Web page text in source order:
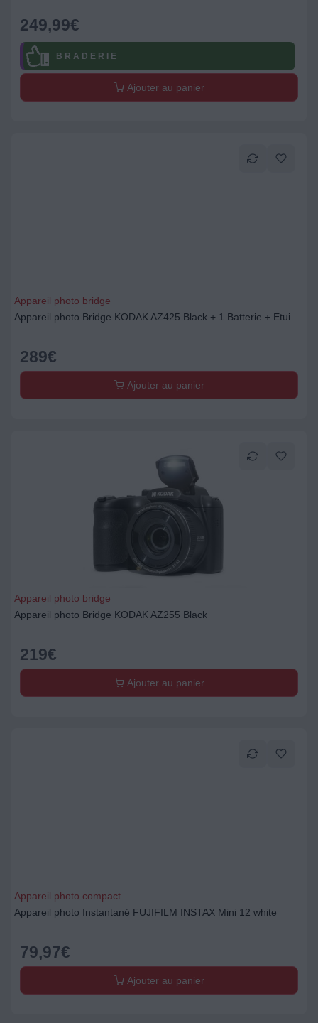
249,99€
B R A D E R I E
Ajouter au panier
Appareil photo bridge
Appareil photo Bridge KODAK AZ425 Black + 1 Batterie + Etui
289€
Ajouter au panier
Appareil photo bridge
Appareil photo Bridge KODAK AZ255 Black
219€
Ajouter au panier
Appareil photo compact
Appareil photo Instantané FUJIFILM INSTAX Mini 12 white
79,97€
Ajouter au panier